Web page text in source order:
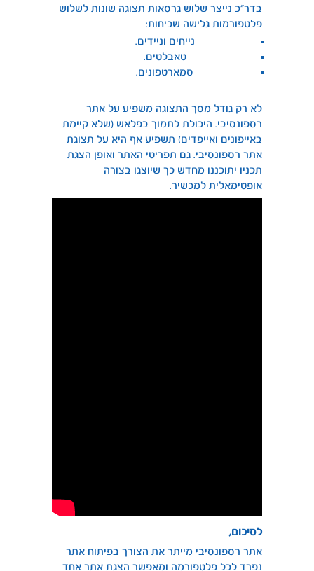
בדר”כ נייצר שלוש גרסאות תצוגה שונות לשלוש
פלטפורמות גלישה שכיחות:
נייחים וניידים.
טאבלטים.
סמארטפונים.
לא רק גודל מסך התצוגה משפיע על אתר
רספונסיבי. היכולת לתמוך בפלאש (שלא קיימת
באייפונים ואייפדים) תשפיע אף היא על תצוגת
אתר רספונסיבי. גם תפריטי האתר ואופן הצגת
תכניו יתוכננו מחדש כך שיוצגו בצורה
אופטימאלית למכשיר.
לסיכום,
אתר רספונסיבי מייתר את הצורך בפיתוח אתר
נפרד לכל פלטפורמה ומאפשר הצגת אתר אחד